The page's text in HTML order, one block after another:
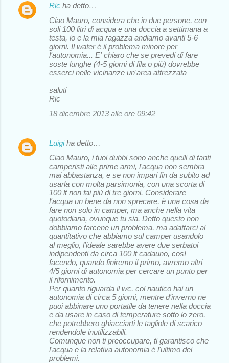
Ric ha detto…
Ciao Mauro, considera che in due persone, con
soli 100 litri di acqua e una doccia a settimana a
testa, io e la mia ragazza andiamo avanti 5-6
giorni. Il water è il problema minore per
l'autonomia... E' chiaro che se prevedi di fare
soste lunghe (4-5 giorni di fila o più) dovrebbe
esserci nelle vicinanze un'area attrezzata
saluti
Ric
18 dicembre 2013 alle ore 09:42
Luigiha detto…
Ciao Mauro, i tuoi dubbi sono anche quelli di tanti
camperisti alle prime armi, l'acqua non sembra
mai abbastanza, e se non impari fin da subito ad
usarla con molta parsimonia, con una scorta di
100 lt non fai più di tre giorni. Considerare
l'acqua un bene da non sprecare, è una cosa da
fare non solo in camper, ma anche nella vita
quotodiana, ovunque tu sia. Detto questo non
dobbiamo farcene un problema, ma adattarci al
quantitativo che abbiamo sul camper usandolo
al meglio, l'ideale sarebbe avere due serbatoi
indipendenti da circa 100 lt cadauno, così
facendo, quando finiremo il primo, avremo altri
4/5 giorni di autonomia per cercare un punto per
il rifornimento.
Per quanto riguarda il wc, col nautico hai un
autonomia di circa 5 giorni, mentre d'inverno ne
puoi abbinare uno portatile da tenere nella doccia
e da usare in caso di temperature sotto lo zero,
che potrebbero ghiacciarti le tagliole di scarico
rendendole inutilizzabili.
Comunque non ti preoccupare, ti garantisco che
l'acqua e la relativa autonomia è l'ultimo dei
problemi.